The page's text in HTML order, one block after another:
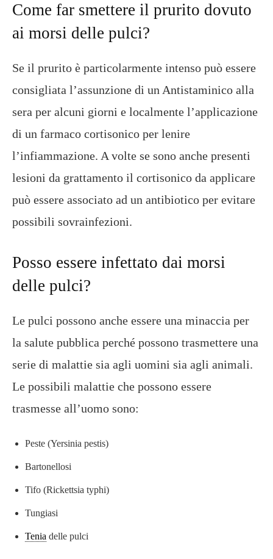
Come far smettere il prurito dovuto
ai morsi delle pulci?
Se il prurito è particolarmente intenso può essere
consigliata l’assunzione di un Antistaminico alla
sera per alcuni giorni e localmente l’applicazione
di un farmaco cortisonico per lenire
l’infiammazione. A volte se sono anche presenti
lesioni da grattamento il cortisonico da applicare
può essere associato ad un antibiotico per evitare
possibili sovrainfezioni.
Posso essere infettato dai morsi
delle pulci?
Le pulci possono anche essere una minaccia per
la salute pubblica perché possono trasmettere una
serie di malattie sia agli uomini sia agli animali.
Le possibili malattie che possono essere
trasmesse all’uomo sono:
Peste (Yersinia pestis)
Bartonellosi
Tifo (Rickettsia typhi)
Tungiasi
Tenia delle pulci